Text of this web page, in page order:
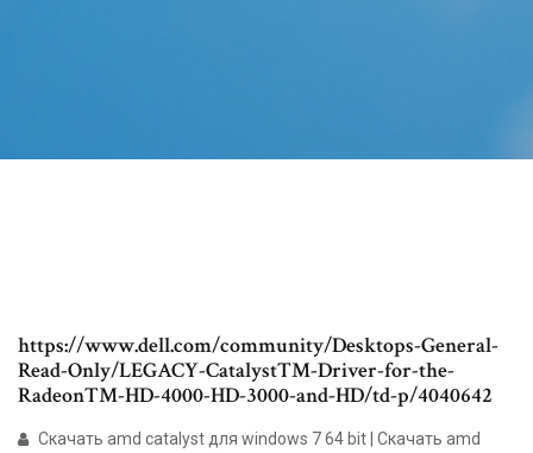
https://www.dell.com/community/Desktops-General-
Read-Only/LEGACY-CatalystTM-Driver-for-the-
RadeonTM-HD-4000-HD-3000-and-HD/td-p/4040642
Скачать amd catalyst для windows 7 64 bit | Скачать amd